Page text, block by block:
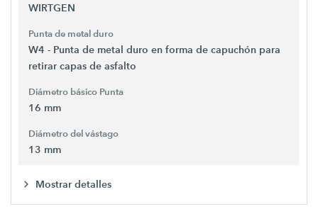
WIRTGEN
Punta de metal duro
W4 - Punta de metal duro en forma de capuchón para
retirar capas de asfalto
Diámetro básico Punta
16 mm
Diámetro del vástago
13 mm
Mostrar detalles